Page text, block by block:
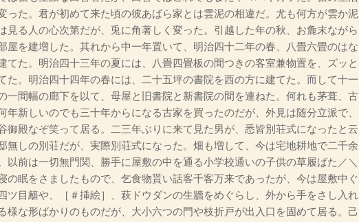
った。君が初めて来た頃の彼あばら家とは雲泥の相違だ。尤も何方が雲か泥
見る人の心次第だが、兎に角著しく変った。引越した年の秋、お麁末ながら
屋を建増した。其れから中一年置いて、明治四十二年の春、八畳六畳のはな
てた。明治四十三年の夏には、八畳四畳板の間つきの客室兼物置を、ズッと
た。明治四十四年の春には、二十五坪の書院を西の方に建てた。而して十一
一間幅の廊下を以て、母屋と旧書院と新書院の間を連ねた。何れも茅葺、古
年新しいのでも三十年からになる古家を買ったのだが、外見は随分立派で、
御殿なぞ笑って居る。二三年ぶりに来て見た男が、悉皆別荘式になったと云
無しの別荘だが、実際別荘式になった。畑も増して、今は宅地耕地で二千余
以前は一切無門関、勝手に屋敷の中を通る小学校通いの子供の草履ばた／＼
の眠をさましたもので、乞食物貰い話客千客万来であったが、今は屋敷中ぐ
ツ目籬や、［＃挿絵］、萩ドウダンの生牆をめぐらし、外から手をさし入れ
様な形ばかりのものだが、大小六つの門や枝折戸が出入口を固めて居る。己